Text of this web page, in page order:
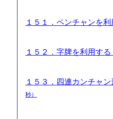
１５１．ペンチャンを
１５２．字牌を利用す
１５３．四連カンチャ
秒）